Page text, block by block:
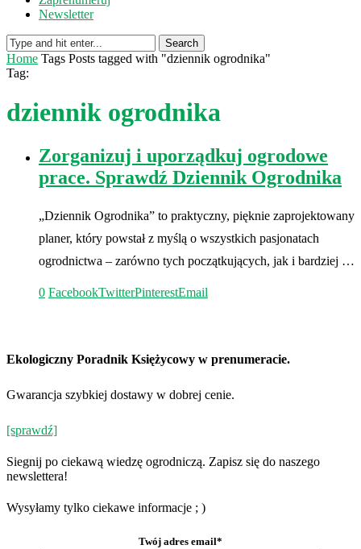
Newsletter
Search
Home Tags Posts tagged with "dziennik ogrodnika"
Tag:
dziennik ogrodnika
Zorganizuj i uporządkuj ogrodowe
prace. Sprawdź Dziennik Ogrodnika
„Dziennik Ogrodnika” to praktyczny, pięknie zaprojektowany
planer, który powstał z myślą o wszystkich pasjonatach
ogrodnictwa – zarówno tych początkujących, jak i bardziej …
0 FacebookTwitterPinterestEmail
Ekologiczny Poradnik Księżycowy w prenumeracie.
Gwarancja szybkiej dostawy w dobrej cenie.
[sprawdź]
Siegnij po ciekawą wiedzę ogrodniczą. Zapisz się do naszego
newslettera!
Wysyłamy tylko ciekawe informacje ; )
Twój adres email*